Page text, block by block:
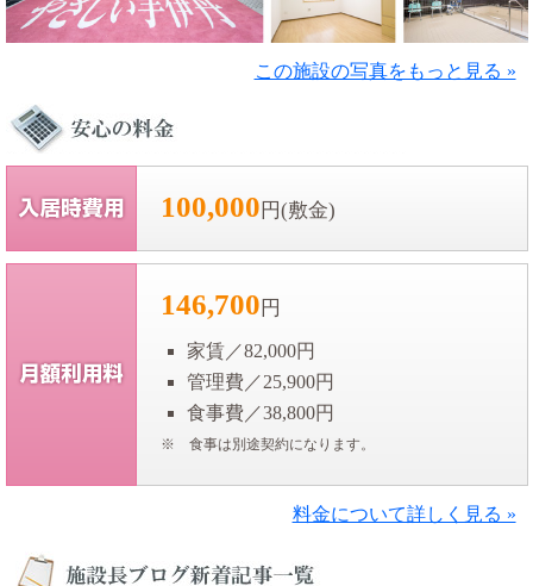
この施設の写真をもっと見る »
100,000 円(敷金)
146,700 円
家賃／82,000円
管理費／25,900円
食事費／38,800円
※ 食事は別途契約になります。
料金について詳しく見る »